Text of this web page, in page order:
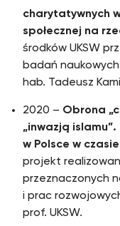
charytatywnych
społecznej na
środków UKSW
badań
hab. Tadeusz
2020 – Obrona
„inwazją
w Polsce w
projekt
przeznaczonych
i prac
prof. UKSW.